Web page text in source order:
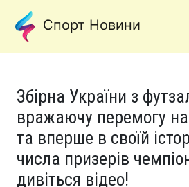
Спорт Новини
Збірна України з
вражаючу перемогу
та вперше в своїй
числа призерів
дивіться відео!